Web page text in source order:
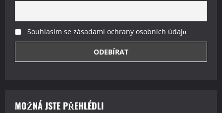
Souhlasím se zásadami ochrany osobních údajů
MOŽNÁ JSTE PŘEHLÉDLI